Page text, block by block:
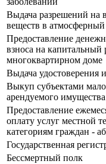
Выдача разрешений на
веществ в атмосферный
Предоставление
взноса на
многоквартирном доме
Выдача
Выкуп субъектами
арендуемого имущества
Предоставление
оплату услуг местной
категориям граждан -
Государственная
Бессмертный полк